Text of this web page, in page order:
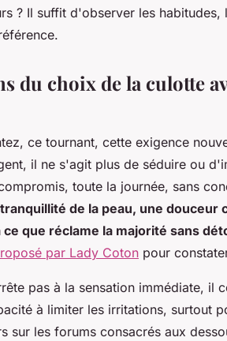
? Il suffit d'observer les
du choix de la culotte
ce tournant, cette exigence
il ne s'agit plus de séduire ou
toute la journée, sans
de la peau, une douceur
que réclame la majorité sans
par Lady Coton pour
pas à la sensation immédiate, il
à limiter les irritations, surtout
sur les forums consacrés aux